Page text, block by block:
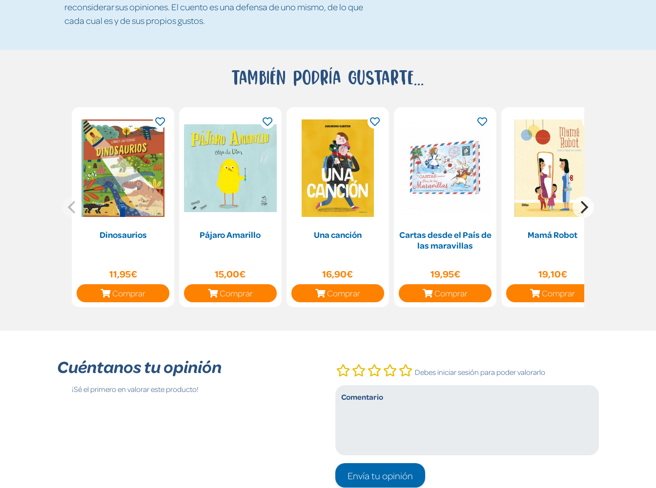
reconsiderar sus opiniones. El cuento es una defensa de uno mismo, de lo que
cada cual es y de sus propios gustos.
También podría gustarte...
Dinosaurios
11,95€
Comprar
Pájaro Amarillo
15,00€
Comprar
Una canción
16,90€
Comprar
Cartas desde el País de
las maravillas
19,95€
Comprar
Mamá Robot
19,10€
Comprar
Cuéntanos tu opinión
¡Sé el primero en valorar este producto!
Debes iniciar sesión para poder valorarlo
Envía tu opinión